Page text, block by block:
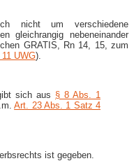
nicht um verschiedene
gleichrangig nebeneinander
GRATIS, Rn 14, 15, zum
11 UWG).
sich aus § 8 Abs. 1
Art. 23 Abs. 1 Satz 4
ist gegeben.